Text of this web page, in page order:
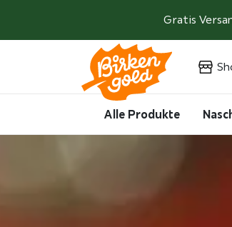
Gratis
Alle Produkte